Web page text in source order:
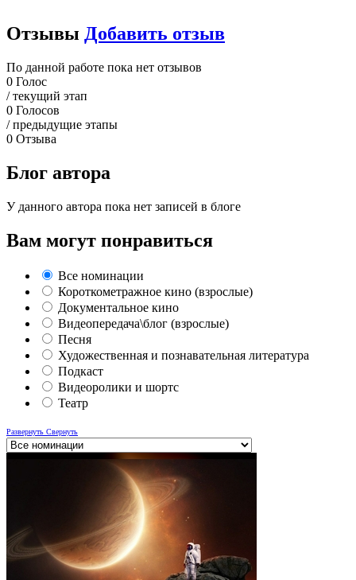
Отзывы Добавить отзыв
По данной работе пока нет отзывов
0 Голос
/ текущий этап
0 Голосов
/ предыдущие этапы
0 Отзыва
Блог автора
У данного автора пока нет записей в блоге
Вам могут понравиться
Все номинации
Короткометражное кино (взрослые)
Документальное кино
Видеопередача\блог (взрослые)
Песня
Художественная и познавательная литература
Подкаст
Видеоролики и шортс
Театр
Развернуть Свернуть